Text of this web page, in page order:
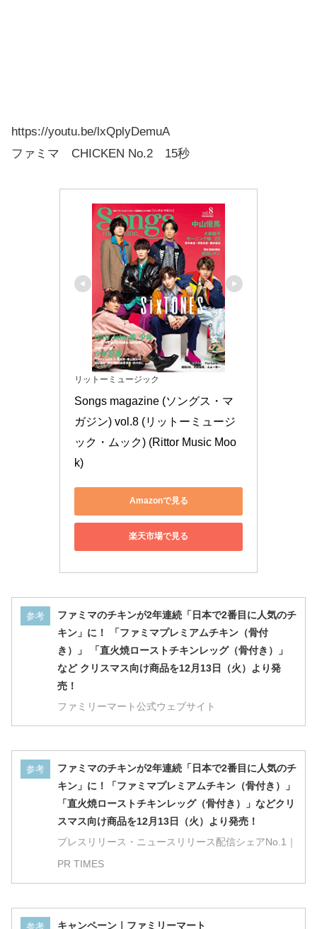
「プレチキ×チキンレッグセット」
プレチキ×ファミチキセット
https://youtu.be/lxQplyDemuA
ファミマ CHICKEN No.2 15秒
リットーミュージック
Songs magazine (ソングス・マ
ガジン) vol.8 (リットーミュージ
ック・ムック) (Rittor Music Moo
k)
Amazonで見る
楽天市場で見る
参考
ファミマのチキンが2年連続「日本で2番目に人気のチ
キン」に！ 「ファミマプレミアムチキン（骨付
き）」 「直火焼ローストチキンレッグ（骨付き）」
など クリスマス向け商品を12月13日（火）より発
売！
ファミリーマート公式ウェブサイト
参考
ファミマのチキンが2年連続「日本で2番目に人気のチ
キン」に！「ファミマプレミアムチキン（骨付き）」
「直火焼ローストチキンレッグ（骨付き）」などクリ
スマス向け商品を12月13日（火）より発売！
プレスリリース・ニュースリリース配信シェアNo.1｜
PR TIMES
参考 キャンペーン｜ファミリーマート